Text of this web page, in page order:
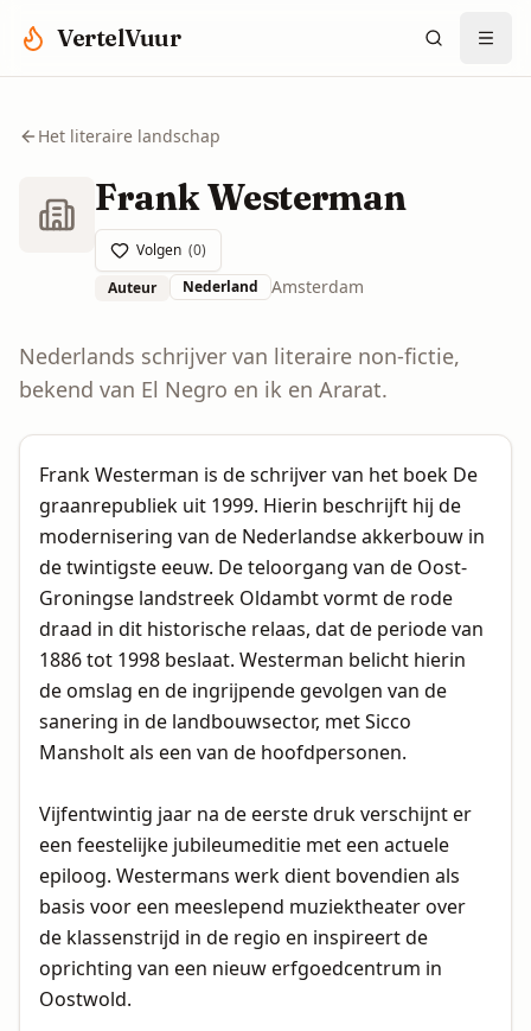
VertelVuur
Het literaire landschap
Frank Westerman
Volgen (0)
Auteur
Nederland Amsterdam
Nederlands schrijver van literaire non-fictie,
bekend van El Negro en ik en Ararat.
Frank Westerman is de schrijver van het boek De
graanrepubliek uit 1999. Hierin beschrijft hij de
modernisering van de Nederlandse akkerbouw in
de twintigste eeuw. De teloorgang van de Oost-
Groningse landstreek Oldambt vormt de rode
draad in dit historische relaas, dat de periode van
1886 tot 1998 beslaat. Westerman belicht hierin
de omslag en de ingrijpende gevolgen van de
sanering in de landbouwsector, met Sicco
Mansholt als een van de hoofdpersonen.
Vijfentwintig jaar na de eerste druk verschijnt er
een feestelijke jubileumeditie met een actuele
epiloog. Westermans werk dient bovendien als
basis voor een meeslepend muziektheater over
de klassenstrijd in de regio en inspireert de
oprichting van een nieuw erfgoedcentrum in
Oostwold.